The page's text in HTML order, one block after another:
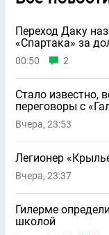
Переход Даку
«Спартака» за
00:50 2
Стало известно,
переговоры с
Вчера, 23:53
Легионер
Вчера, 23:37
Гилерме
школой